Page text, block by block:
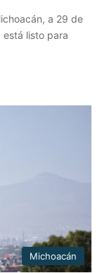
a 29 de
está listo para
Michoacán